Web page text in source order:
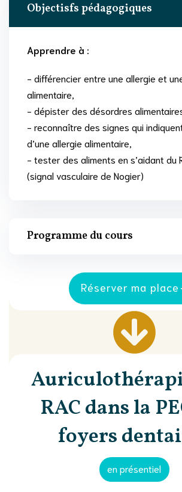
Objectisfs pédagogiques
Apprendre à :
- différencier entre une allergie et
alimentaire,
- dépister des désordres
- reconnaître des signes qui
d’une allergie alimentaire,
- tester des aliments en s’aidant du
(signal vasculaire de Nogier)
Programme du cours
Réserver ma place
RAC dans la
foyers
en présentiel